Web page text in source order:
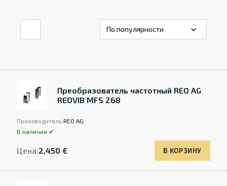
Преобразователь частотный REO AG
REOVIB MFS 268
Производитель:REO AG
В наличии ✔
Цена:2,450 € В КОРЗИНУ